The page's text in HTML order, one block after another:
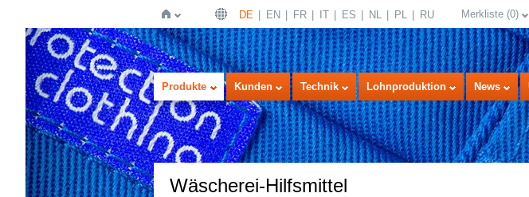
Startseite
DE EN FR IT ES NL PL RU Merkliste (0)
Produkte Kunden Technik Lohnproduktion News
Wäscherei-Hilfsmittel